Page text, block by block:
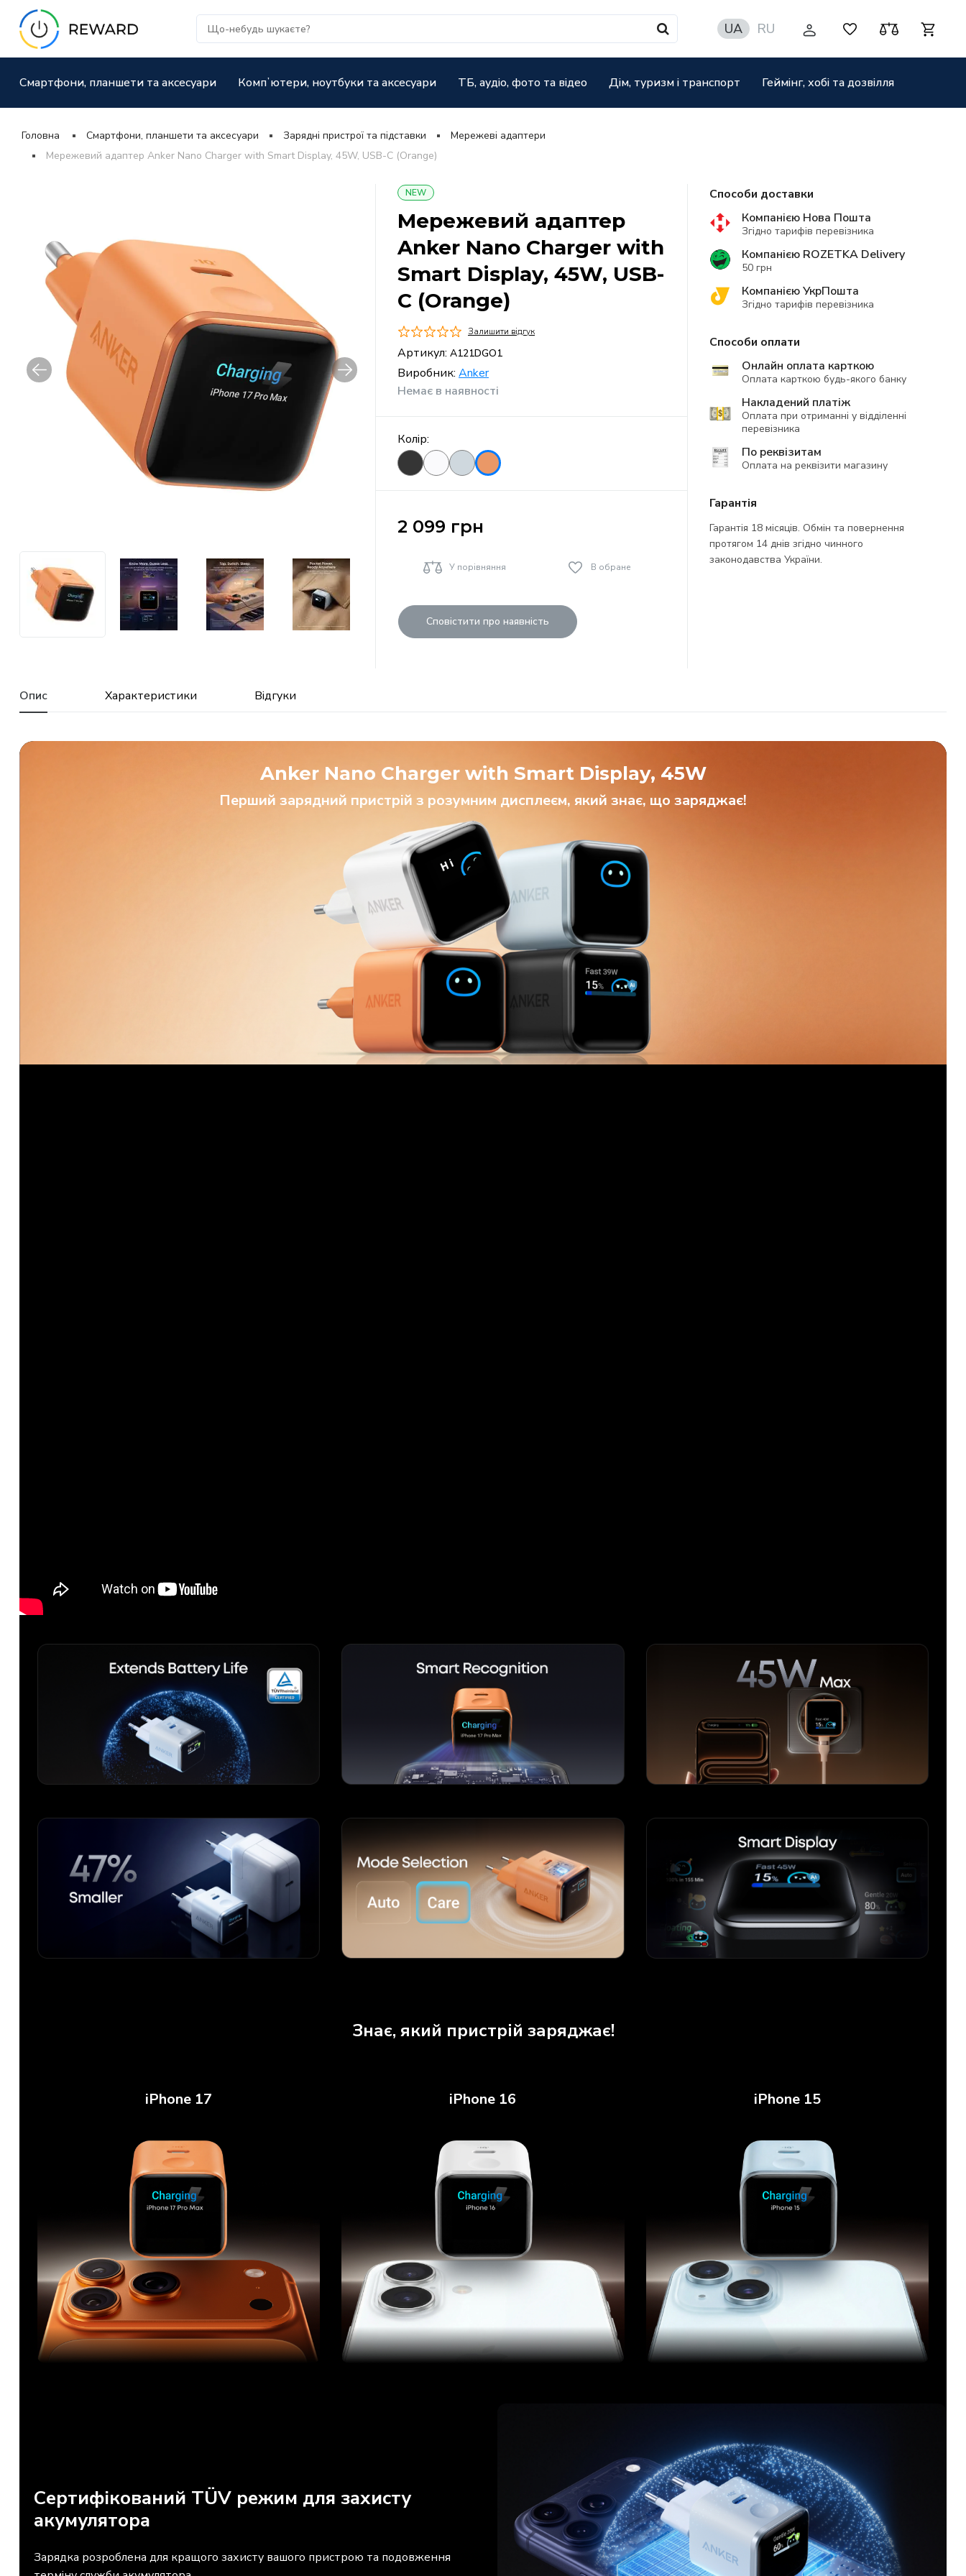
UA RU
Смартфони, планшети та аксесуари Компʼютери, ноутбуки та аксесуари ТБ, аудіо, фото та відео Дім, туризм і транспорт Геймінг, хобі та дозвілля
Головна Смартфони, планшети та аксесуари Зарядні пристрої та підставки
Мережеві адаптери
Мережевий адаптер Anker Nano Charger with Smart Display, 45W, USB-C (Orange)
NEW
Мережевий адаптер
Anker Nano Charger with
Smart Display, 45W, USB-
C (Orange)
Залишити відгук
Артикул: A121DGO1
Виробник: Anker
Немає в наявності
Колір:
2 099 грн
У порівняння В обране
Сповістити про наявність
Способи доставки
Компанією Нова Пошта
Згідно тарифів перевізника
Компанією ROZETKA Delivery
50 грн
Компанією УкрПошта
Згідно тарифів перевізника
Способи оплати
Онлайн оплата карткою
Оплата карткою будь-якого банку
Накладений платіж
Оплата при отриманні у відділенні
перевізника
По реквізитам
Оплата на реквізити магазину
Гарантія
Гарантія 18 місяців. Обмін та повернення
протягом 14 днів згідно чинного
законодавства України.
Опис Характеристики Відгуки
Anker Nano Charger with Smart Display, 45W
Перший зарядний пристрій з розумним дисплеєм, який знає, що заряджає!
Знає, який пристрій заряджає!
iPhone 17 iPhone 16 iPhone 15
Сертифікований TÜV режим для захисту
акумулятора
Зарядка розроблена для кращого захисту вашого пристрою та подовження